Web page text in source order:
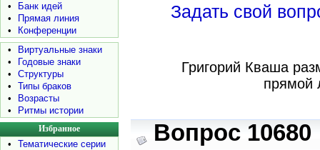
•
Банк идей
•
Прямая линия
•
Конференции
•
Виртуальные знаки
•
Годовые знаки
•
Структуры
•
Типы браков
•
Возрасты
•
Ритмы истории
Избранное
•
Тематические серии
Задать свой
Григорий Кваша
прямой
Вопрос 10680